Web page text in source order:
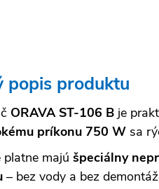
popis produktu
ORAVA ST-106 B je
príkonu 750 W sa
platne majú špeciálny
– bez vody a bez